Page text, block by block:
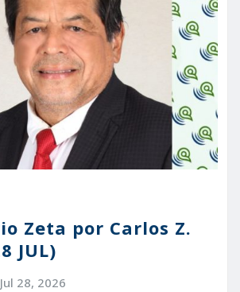
Zeta por Carlos Z.
JUL)
Jul 28, 2026